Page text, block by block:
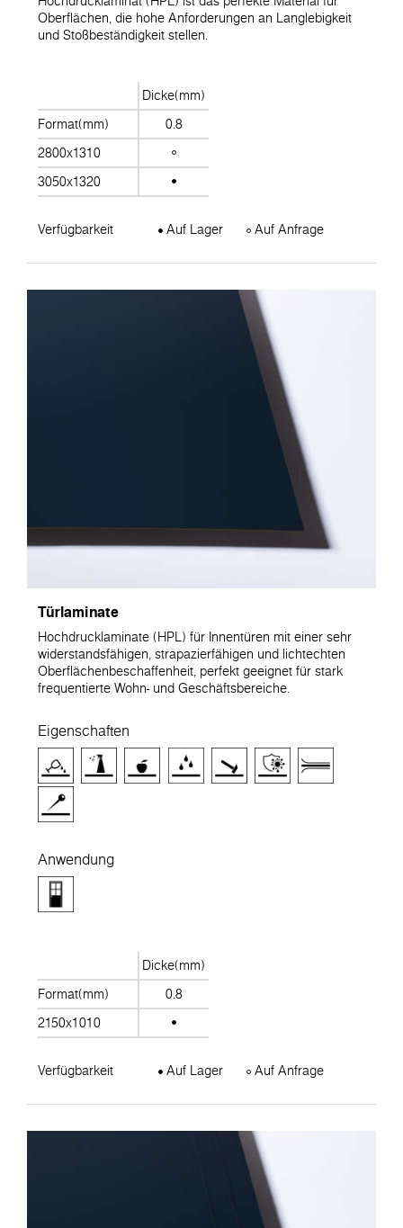
Oberflächen, die hohe Anforderungen an Langlebigkeit
und Stoßbeständigkeit stellen.
Dicke(mm)
Format(mm)
0.8
2800x1310
3050x1320
Verfügbarkeit Auf Lager Auf Anfrage
Türlaminate
Hochdrucklaminate (HPL) für Innentüren mit einer sehr
widerstandsfähigen, strapazierfähigen und lichtechten
Oberflächenbeschaffenheit, perfekt geeignet für stark
frequentierte Wohn- und Geschäftsbereiche.
Eigenschaften
Anwendung
Dicke(mm)
Format(mm)
0.8
2150x1010
Verfügbarkeit Auf Lager Auf Anfrage